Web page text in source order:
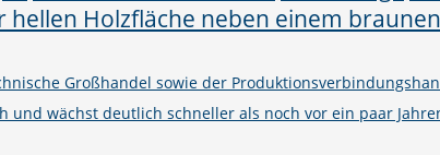
Großhandel sowie der
und wächst deutlich schneller als noch vor ein paar